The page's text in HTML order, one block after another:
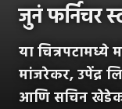
जुनं फर्निचर
या
मांजरेकर, उपेंद्र
आणि सचिन